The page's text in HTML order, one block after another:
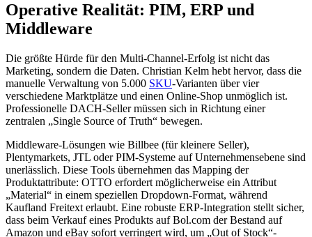
Operative Realität: PIM, ERP und
Middleware
Die größte Hürde für den Multi-Channel-Erfolg ist nicht das
Marketing, sondern die Daten. Christian Kelm hebt hervor, dass die
manuelle Verwaltung von 5.000 SKU-Varianten über vier
verschiedene Marktplätze und einen Online-Shop unmöglich ist.
Professionelle DACH-Seller müssen sich in Richtung einer
zentralen „Single Source of Truth“ bewegen.
Middleware-Lösungen wie Billbee (für kleinere Seller),
Plentymarkets, JTL oder PIM-Systeme auf Unternehmensebene sind
unerlässlich. Diese Tools übernehmen das Mapping der
Produktattribute: OTTO erfordert möglicherweise ein Attribut
„Material“ in einem speziellen Dropdown-Format, während
Kaufland Freitext erlaubt. Eine robuste ERP-Integration stellt sicher,
dass beim Verkauf eines Produkts auf Bol.com der Bestand auf
Amazon und eBay sofort verringert wird, um „Out of Stock“-